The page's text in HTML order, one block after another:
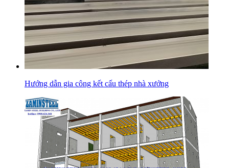
Hướng dẫn gia công kết cấu thép nhà xưởng